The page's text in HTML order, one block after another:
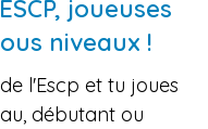
joueuses
niveaux !
l'Escp et tu joues
débutant ou